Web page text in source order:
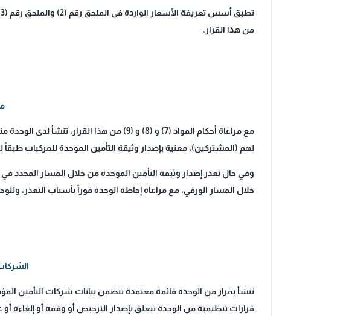
من هذا القرار.
مع مراعاة أحكام المواد (7) و (8) و (9) من
لهم (المشتركين)، معنية بإصدار وثيقة التأمين الموحدة للمركبات طبقاً
وفي حال تعذر إصدار وثيقة التأمين الموحدة من خلال المسار المحدد
خلال المسار الورقي، مع مراعاة إحاطة الوحدة فوراً بأسباب التعذر،
تنشأ بقرار من الوحدة قائمة معتمدة تتضمن بيانات شركات التأمين
قرارات تنظيمية من الوحدة تتعلق بإصدار الترخيص أو وقفه أو إلغاءه